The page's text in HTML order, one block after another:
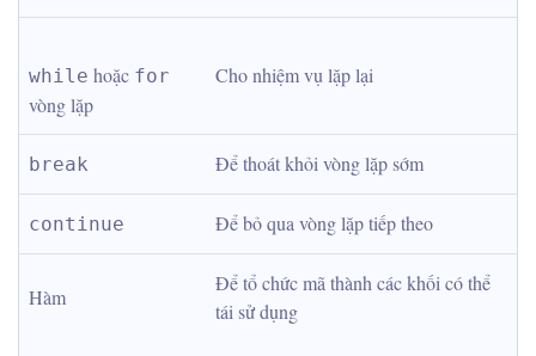
while hoặc for
vòng lặp
Cho nhiệm vụ lặp lại
break Để thoát khỏi vòng lặp sớm
continue Để bỏ qua vòng lặp tiếp theo
Hàm
Để tổ chức mã thành các khối có thể
tái sử dụng